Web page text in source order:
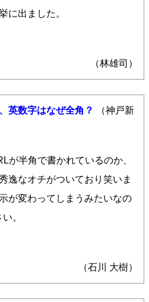
に出ました。
（林雄司）
英数字はなぜ全角？
（神戸新
が半角で書かれているのか、
逸なオチがついており笑いま
が変わってしまうみたいなの
。
（石川 大樹）